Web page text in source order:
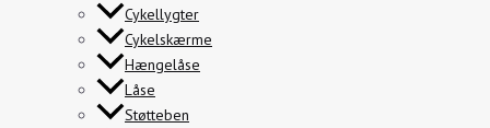
Cykellygter
Cykelskærme
Hængelåse
Låse
Støtteben